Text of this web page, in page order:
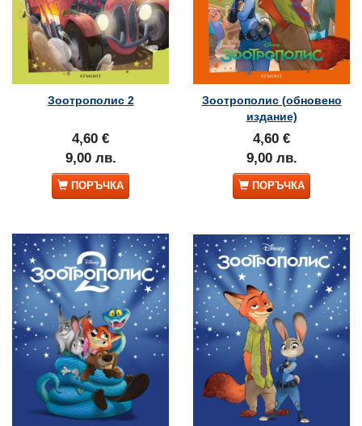
Зоотрополис 2
4,60 €
9,00 лв.
ПОРЪЧКА
Зоотрополис (обновено
издание)
4,60 €
9,00 лв.
ПОРЪЧКА